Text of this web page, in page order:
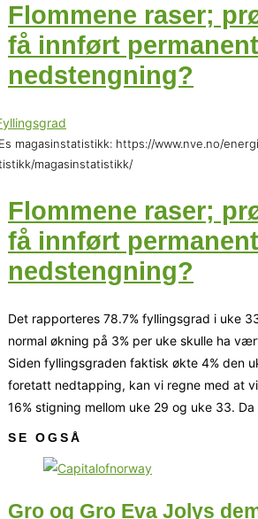
Flommene raser;
få innført
nedstengning?
magasinstatistikk: https://www.nve.no/
magasinstatistikk/
Flommene raser;
få innført
nedstengning?
Det rapporteres 78.7% fyllingsgrad i uke
normal økning på 3% per uke skulle ha
Siden fyllingsgraden faktisk økte 4% den
foretatt nedtapping, kan vi regne med at
16% stigning mellom uke 29 og uke 33. Da
SE OGSÅ
Gro og Gro Eva Jolys